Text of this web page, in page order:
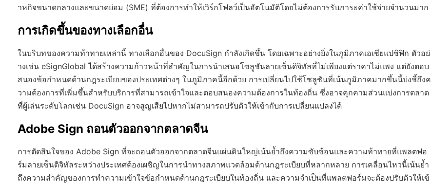
าหกิจขนาดกลางและขนาดย่อม (SME) ที่ต้องการทำให้เวิร์กโฟลว์เป็นอัตโนมัติโดยไม่ต้องการรับภาระค่าใช้จ่ายจำนวนมาก
การเกิดขึ้นของทางเลือกอื่น
ในบริบทของความท้าทายเหล่านี้ ทางเลือกอื่นของ DocuSign กำลังเกิดขึ้น โดยเฉพาะอย่างยิ่งในภูมิภาคเอเชียแปซิฟิก ตัวอย่
างเช่น eSignGlobal ได้สร้างความก้าวหน้าที่สำคัญในการนำเสนอโซลูชันลายเซ็นดิจิทัลที่ไม่เพียงแต่ราคาไม่แพง แต่ยังตอบ
สนองข้อกำหนดด้านกฎระเบียบของประเทศต่างๆ ในภูมิภาคนี้อีกด้วย การเปลี่ยนไปใช้โซลูชันที่เน้นภูมิภาคมากขึ้นนี้บ่งชี้ถึงค
วามต้องการที่เพิ่มขึ้นสำหรับบริการที่สามารถเข้าใจและตอบสนองความต้องการในท้องถิ่น ซึ่งอาจคุกคามส่วนแบ่งการตลาด
ที่ผู้เล่นระดับโลกเช่น DocuSign อาจสูญเสียไปหากไม่สามารถปรับตัวให้เข้ากับการเปลี่ยนแปลงได้
Adobe Sign ถอนตัวออกจากตลาดจีน
การตัดสินใจของ Adobe Sign ที่จะถอนตัวออกจากตลาดจีนแผ่นดินใหญ่เน้นย้ำถึงความซับซ้อนและความท้าทายที่แพลตฟอ
ร์มลายเซ็นดิจิทัลระหว่างประเทศต้องเผชิญในการนำทางสภาพแวดล้อมด้านกฎระเบียบที่หลากหลาย การเคลื่อนไหวนี้เน้นย้ำ
ถึงความสำคัญของการทำความเข้าใจข้อกำหนดด้านกฎระเบียบในท้องถิ่น และความจำเป็นที่แพลตฟอร์มจะต้องปรับตัวให้เข้